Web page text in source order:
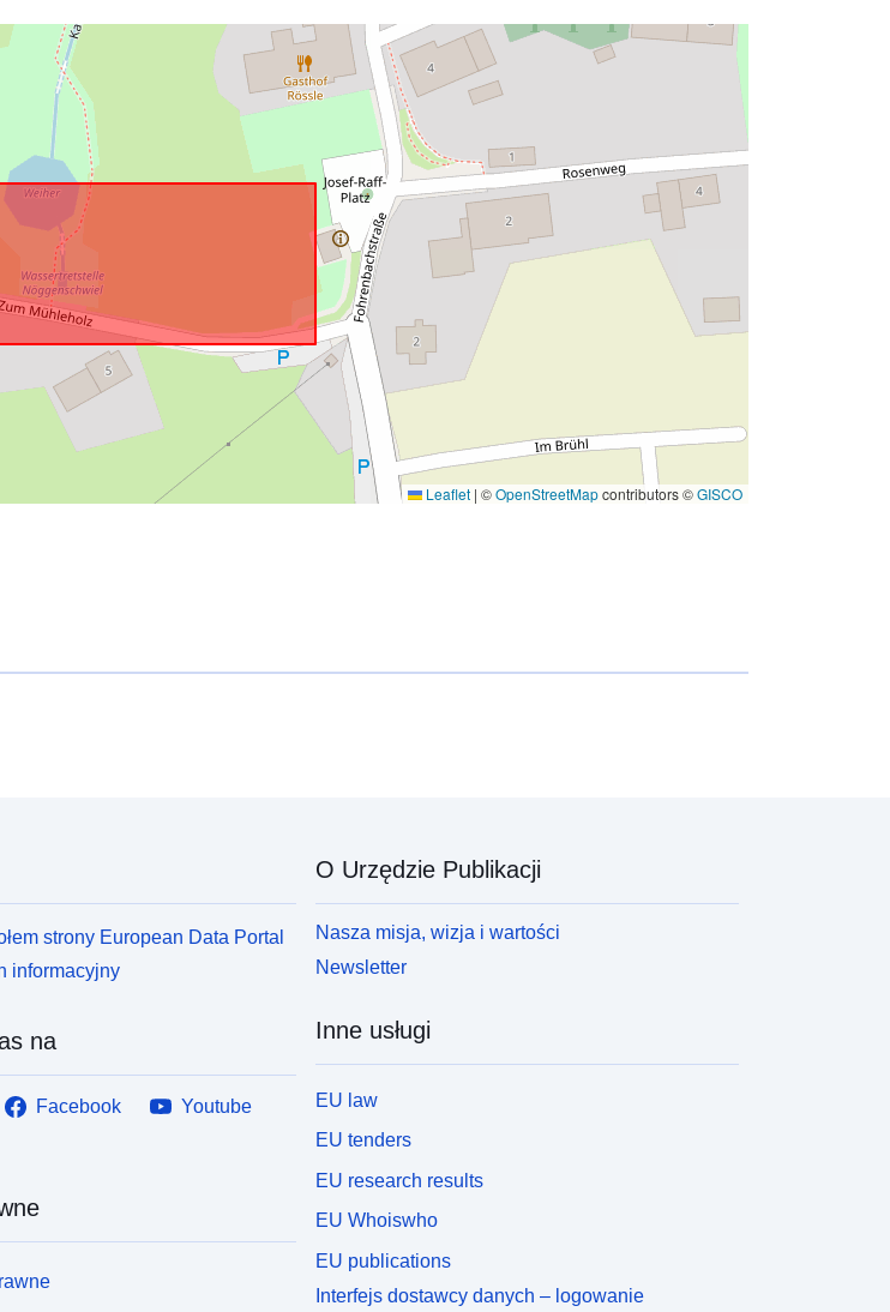
Leaflet | ©OpenStreetMapcontributors ©GISCO
strony European Data Portal
informacyjny
na
Facebook
Youtube
O Urzędzie Publikacji
Nasza misja, wizja i wartości
Newsletter
Inne usługi
EU law
EU tenders
EU research results
EU Whoiswho
EU publications
Interfejs dostawcy danych – logowanie